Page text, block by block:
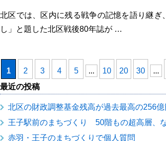
北区では、区内に残る戦争の記憶を語り継
し」と題した北区戦後80年誌が …
1 2 3 4 5 ... 10 20 30 ...
最近の投稿
北区の財政調整基金残高が過去最高の256億
王子駅前のまちづくり 50階もの超高層、
赤羽・王子のまちづくりで個人質問